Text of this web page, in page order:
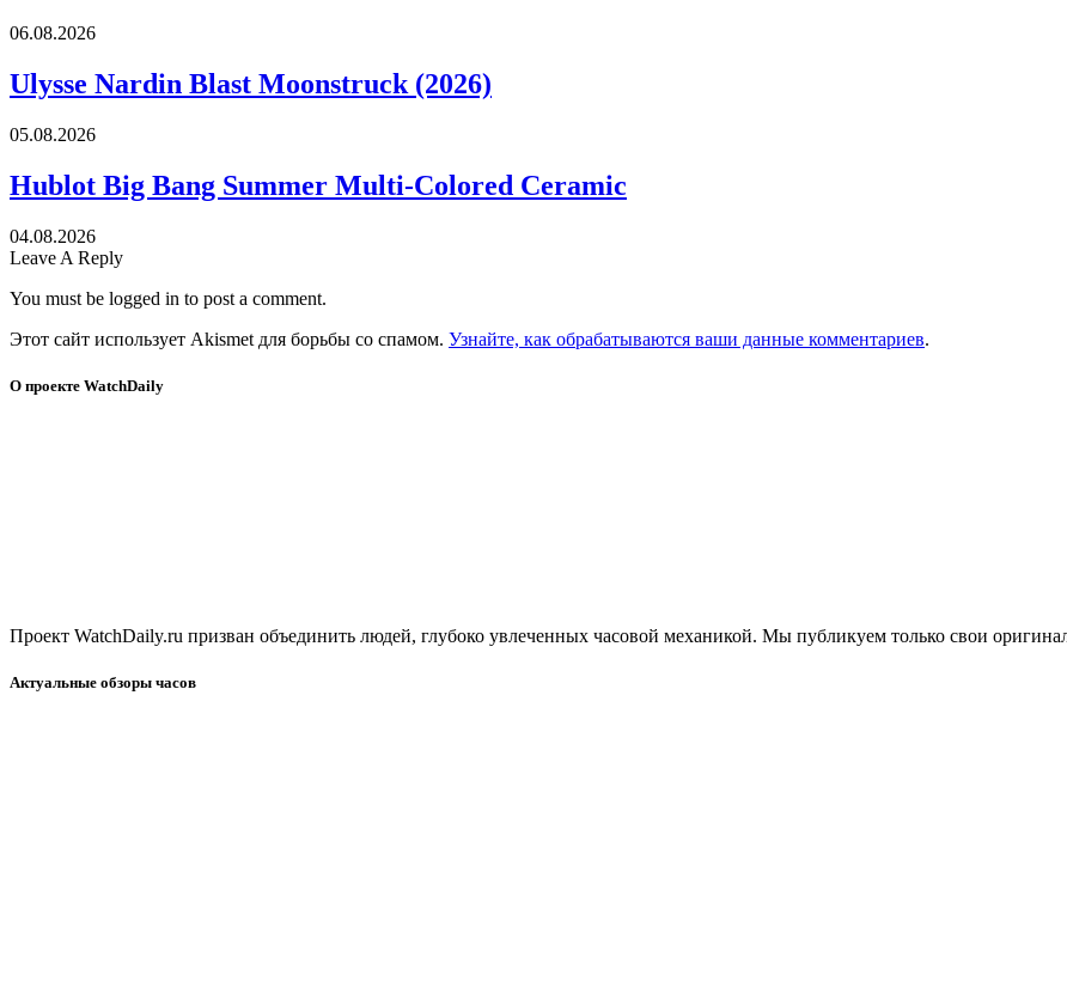
06.08.2026
Ulysse Nardin Blast Moonstruck (2026)
05.08.2026
Hublot Big Bang Summer Multi-Colored Ceramic
04.08.2026
Leave A Reply
You must be logged in to post a comment.
Этот сайт использует Akismet для борьбы со спамом. Узнайте, как обрабатываются ваши данные комментариев.
О проекте WatchDaily
Проект WatchDaily.ru призван объединить людей, глубоко увлеченных часовой механикой. Мы публикуем только свои
Актуальные обзоры часов